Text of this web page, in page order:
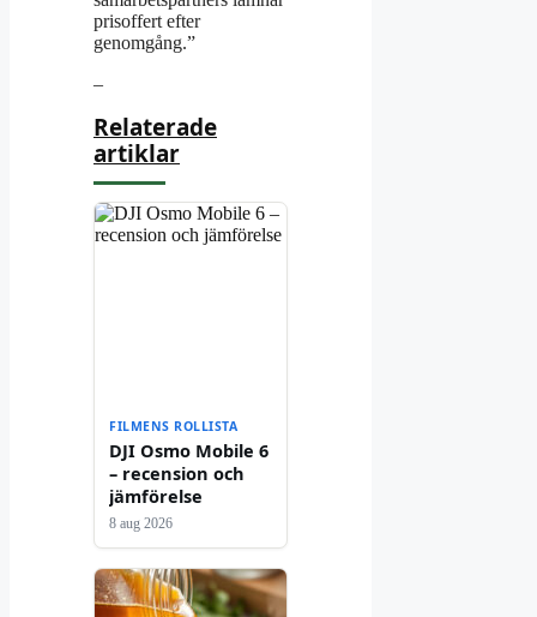
prisoffert efter
genomgång.”
–
Relaterade
artiklar
FILMENS ROLLISTA
DJI Osmo Mobile 6
– recension och
jämförelse
8 aug 2026